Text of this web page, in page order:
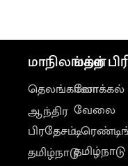
மாநிலங்கள்
தெலங்கானா
ஆந்திர
பிரதேசம்
தமிழ்நாடு
மற்ற
லோக்கல்
வேலை
தமிழ்நாடு